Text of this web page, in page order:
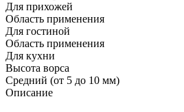
Для прихожей
Область применения
Для гостиной
Область применения
Для кухни
Высота ворса
Средний (от 5 до 10 мм)
Описание